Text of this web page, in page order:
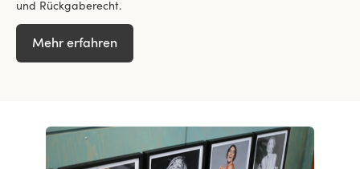
und Rückgaberecht.
Mehr erfahren